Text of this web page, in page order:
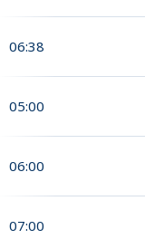
06:38
05:00
06:00
07:00